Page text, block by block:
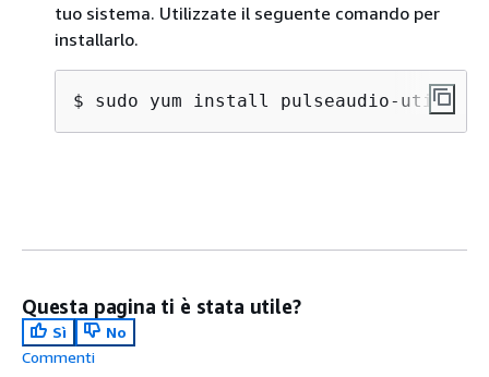
tuo sistema. Utilizzate il seguente comando per
installarlo.
$ sudo yum install pulseaudio-utils
Questa pagina ti è stata utile?
Sì
No
Commenti